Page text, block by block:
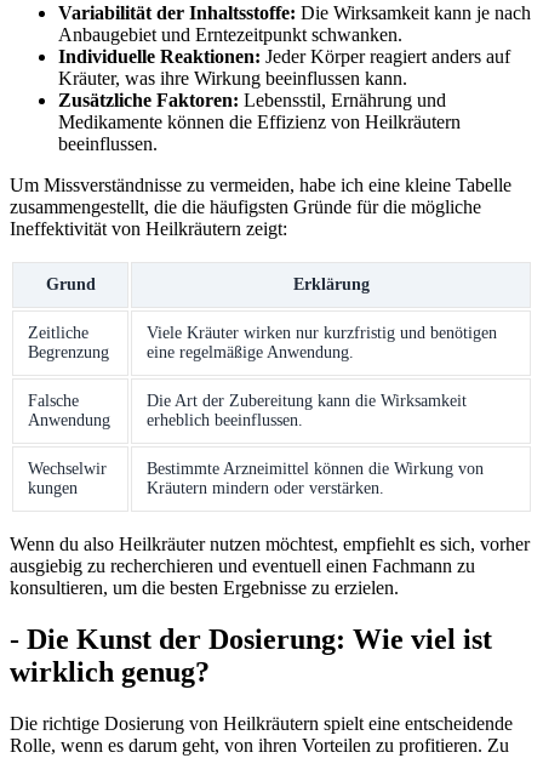
Variabilität der Inhaltsstoffe: Die Wirksamkeit‌ kann​ je⁢ nach
Anbaugebiet und‍ Erntezeitpunkt schwanken.
Individuelle ‍Reaktionen: Jeder Körper reagiert ‌anders auf
Kräuter, was‍ ihre Wirkung beeinflussen kann.
Zusätzliche Faktoren: ⁣Lebensstil, Ernährung und
Medikamente⁤ können die⁣ Effizienz von Heilkräutern
beeinflussen.
Um Missverständnisse⁢ zu⁣ vermeiden,⁣ habe ich⁣ eine‌ kleine​ Tabelle
zusammengestellt,​ die die häufigsten Gründe für die mögliche
Ineffektivität von Heilkräutern zeigt:
Grund Erklärung
Zeitliche
Begrenzung
Viele Kräuter wirken​ nur kurzfristig und benötigen
⁢eine ​regelmäßige Anwendung.
Falsche
Anwendung
Die ​Art der Zubereitung kann‌ die Wirksamkeit
erheblich beeinflussen.
Wechselwir
kungen
Bestimmte Arzneimittel können ‍die ⁢Wirkung von
⁤Kräutern mindern oder verstärken.
Wenn du ‍also Heilkräuter nutzen⁤ möchtest,‍ empfiehlt es sich, vorher
‍ausgiebig ‍zu recherchieren und ⁢eventuell einen‌ Fachmann zu
konsultieren, um die besten Ergebnisse zu erzielen.
-⁢ Die Kunst der Dosierung:⁤ Wie viel ist⁢
wirklich genug?
Die richtige ​Dosierung von Heilkräutern spielt⁢ eine⁢ entscheidende
Rolle,‌ wenn es darum geht,⁢ von‌ ihren Vorteilen⁢ zu profitieren. Zu